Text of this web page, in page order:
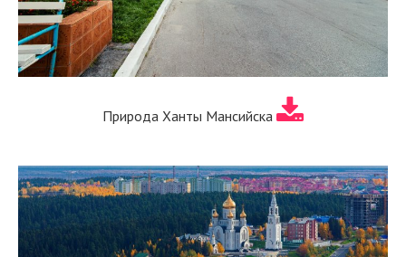
Природа Ханты Мансийска